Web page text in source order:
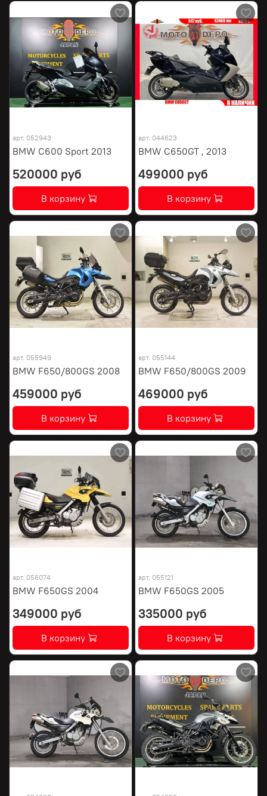
арт. 052943
BMW C600 Sport 2013
520000 руб
В корзину
арт. 044623
BMW C650GT , 2013
499000 руб
В корзину
арт. 055949
BMW F650/800GS 2008
459000 руб
В корзину
арт. 055144
BMW F650/800GS 2009
469000 руб
В корзину
арт. 056074
BMW F650GS 2004
349000 руб
В корзину
арт. 055121
BMW F650GS 2005
335000 руб
В корзину